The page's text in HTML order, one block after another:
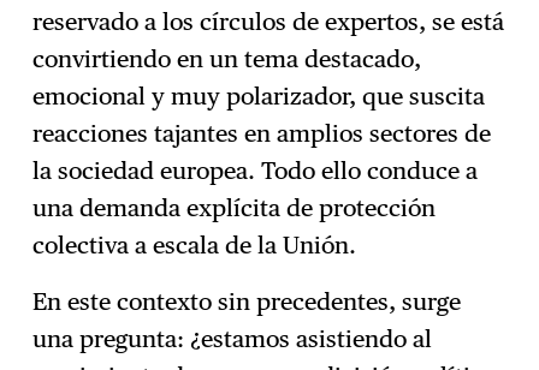
reservado a los círculos de expertos, se está
convirtiendo en un tema destacado,
emocional y muy polarizador, que suscita
reacciones tajantes en amplios sectores de
la sociedad europea. Todo ello conduce a
una demanda explícita de protección
colectiva a escala de la Unión.
En este contexto sin precedentes, surge
una pregunta: ¿estamos asistiendo al